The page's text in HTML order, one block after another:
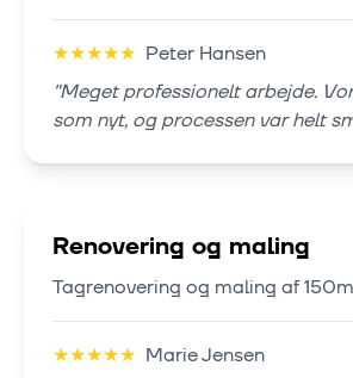
★★★★★ Peter Hansen
"Meget professionelt arbejde.
som nyt, og processen var helt
Renovering og maling
Tagrenovering og maling af
★★★★★ Marie Jensen